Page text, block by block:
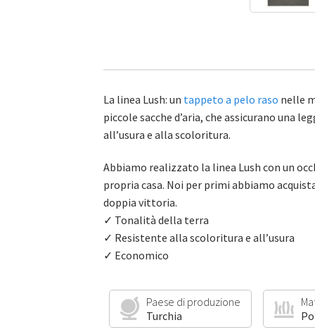
La linea Lush: un tappeto a pelo raso nelle
piccole sacche d’aria, che assicurano
all’usura e alla scoloritura.
Abbiamo realizzato la linea Lush con un
propria casa. Noi per primi abbiamo
doppia vittoria.
✓ Tonalità della terra
✓ Resistente alla scoloritura e all’usura
✓ Economico
Paese di produzione
Turchia